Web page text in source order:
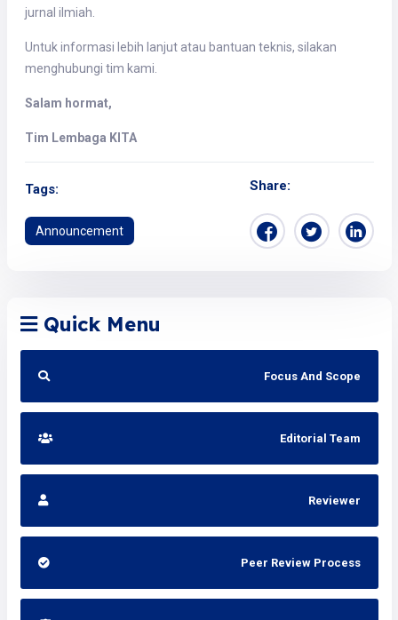
jurnal ilmiah.
Untuk informasi lebih lanjut atau bantuan teknis, silakan
menghubungi tim kami.
Salam hormat,
Tim Lembaga KITA
Tags:
Announcement
Share:
Quick Menu
Focus And Scope
Editorial Team
Reviewer
Peer Review Process